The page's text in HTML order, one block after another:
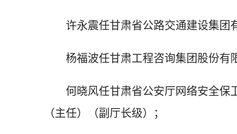
许永震任甘肃省公路交通建设集团
杨福波任甘肃工程咨询集团股份有
何晓风任甘肃省公安厅网络安全保
（主任）（副厅长级）；